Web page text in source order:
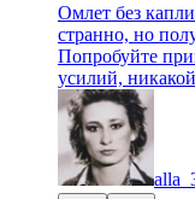
Омлет без
странно, но
Попробуйте
усилий,